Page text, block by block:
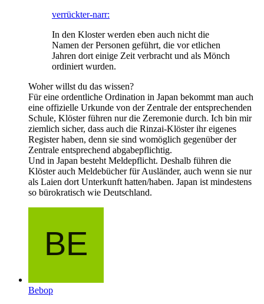
verrückter-narr:
In den Kloster werden eben auch nicht die
Namen der Personen geführt, die vor etlichen
Jahren dort einige Zeit verbracht und als Mönch
ordiniert wurden.
Woher willst du das wissen?
Für eine ordentliche Ordination in Japan bekommt man auch
eine offizielle Urkunde von der Zentrale der entsprechenden
Schule, Klöster führen nur die Zeremonie durch. Ich bin mir
ziemlich sicher, dass auch die Rinzai-Klöster ihr eigenes
Register haben, denn sie sind womöglich gegenüber der
Zentrale entsprechend abgabepflichtig.
Und in Japan besteht Meldepflicht. Deshalb führen die
Klöster auch Meldebücher für Ausländer, auch wenn sie nur
als Laien dort Unterkunft hatten/haben. Japan ist mindestens
so bürokratisch wie Deutschland.
Bebop